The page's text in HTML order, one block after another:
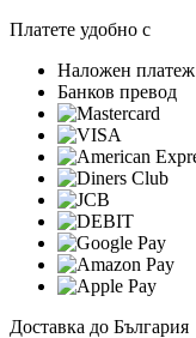
Платете удобно с
Наложен платеж
Банков превод
Доставка до България